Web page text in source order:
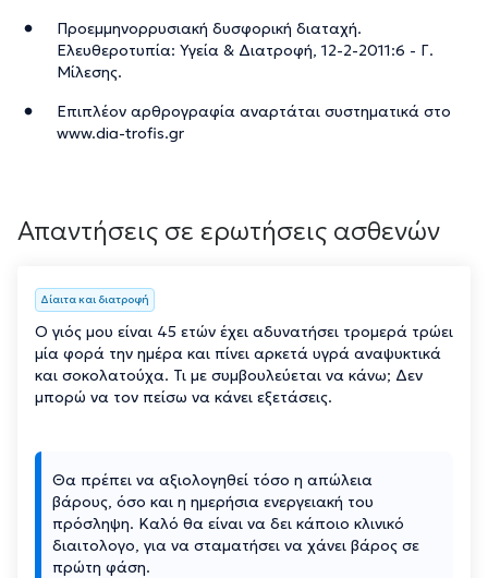
Προεμμηνορρυσιακή δυσφορική διαταχή.
Ελευθεροτυπία: Υγεία & Διατροφή, 12-2-2011:6 - Γ.
Μίλεσης.
Επιπλέον αρθρογραφία αναρτάται συστηματικά στο
www.dia-trofis.gr
Απαντήσεις σε ερωτήσεις ασθενών
Δίαιτα και διατροφή
Ο γιός μου είναι 45 ετών έχει αδυνατήσει τρομερά τρώει
μία φορά την ημέρα και πίνει αρκετά υγρά αναψυκτικά
και σοκολατούχα. Τι με συμβουλεύεται να κάνω; Δεν
μπορώ να τον πείσω να κάνει εξετάσεις.
Θα πρέπει να αξιολογηθεί τόσο η απώλεια
βάρους, όσο και η ημερήσια ενεργειακή του
πρόσληψη. Καλό θα είναι να δει κάποιο κλινικό
διαιτολογο, για να σταματήσει να χάνει βάρος σε
πρώτη φάση.